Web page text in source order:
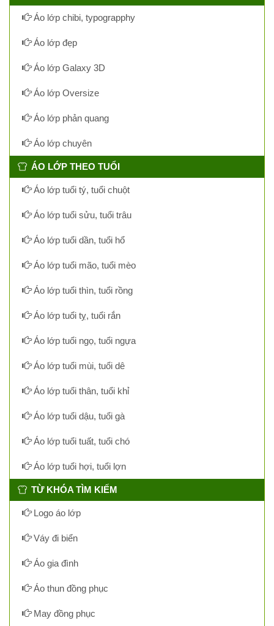
Áo lớp chibi, typograpphy
Áo lớp đẹp
Áo lớp Galaxy 3D
Áo lớp Oversize
Áo lớp phản quang
Áo lớp chuyên
ÁO LỚP THEO TUỔI
Áo lớp tuổi tý, tuổi chuột
Áo lớp tuổi sửu, tuổi trâu
Áo lớp tuổi dần, tuổi hổ
Áo lớp tuổi mão, tuổi mèo
Áo lớp tuổi thìn, tuổi rồng
Áo lớp tuổi tỵ, tuổi rắn
Áo lớp tuổi ngọ, tuổi ngựa
Áo lớp tuổi mùi, tuổi dê
Áo lớp tuổi thân, tuổi khỉ
Áo lớp tuổi dậu, tuổi gà
Áo lớp tuổi tuất, tuổi chó
Áo lớp tuổi hợi, tuổi lợn
TỪ KHÓA TÌM KIẾM
Logo áo lớp
Váy đi biển
Áo gia đình
Áo thun đồng phục
May đồng phục